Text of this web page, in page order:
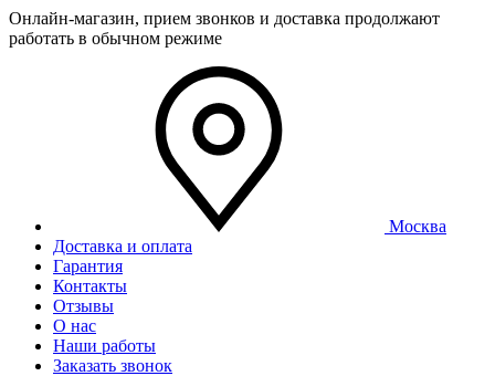
Онлайн-магазин, прием звонков и доставка продолжают
работать в обычном режиме
Москва
Доставка и оплата
Гарантия
Контакты
Отзывы
О нас
Наши работы
Заказать звонок